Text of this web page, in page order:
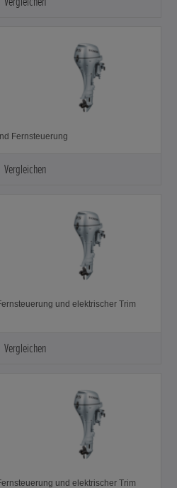
Fernsteuerung
Vergleichen
und elektrischer Trim
Vergleichen
und elektrischer Trim